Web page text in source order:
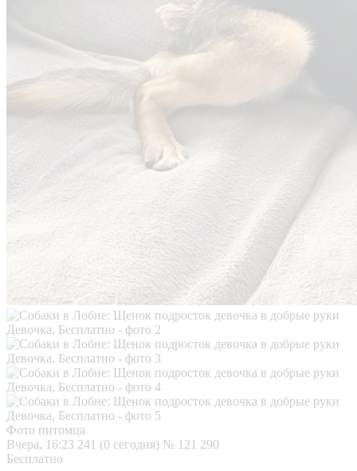
Фото питомца
Вчера, 16:23 241 (0 сегодня) № 121 290
Бесплатно